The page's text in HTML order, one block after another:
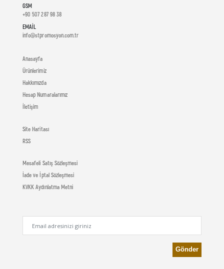
GSM
+90 507 287 98 38
EMAIL
info@stpromosyon.com.tr
Anasayfa
Ürünlerimiz
Hakkımızda
Hesap Numaralarımız
İletişim
Site Haritası
RSS
Mesafeli Satış Sözleşmesi
İade ve İptal Sözleşmesi
KVKK Aydınlatma Metni